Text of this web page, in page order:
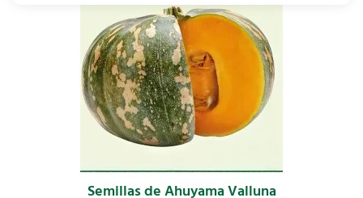
Semillas de Ahuyama Valluna